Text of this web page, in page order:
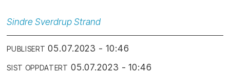
Sindre Sverdrup Strand
PUBLISERT 05.07.2023 - 10:46
SIST OPPDATERT 05.07.2023 - 10:46